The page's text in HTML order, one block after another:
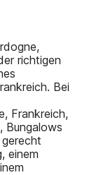
richtigen
Bei
Frankreich,
Bungalows
einem